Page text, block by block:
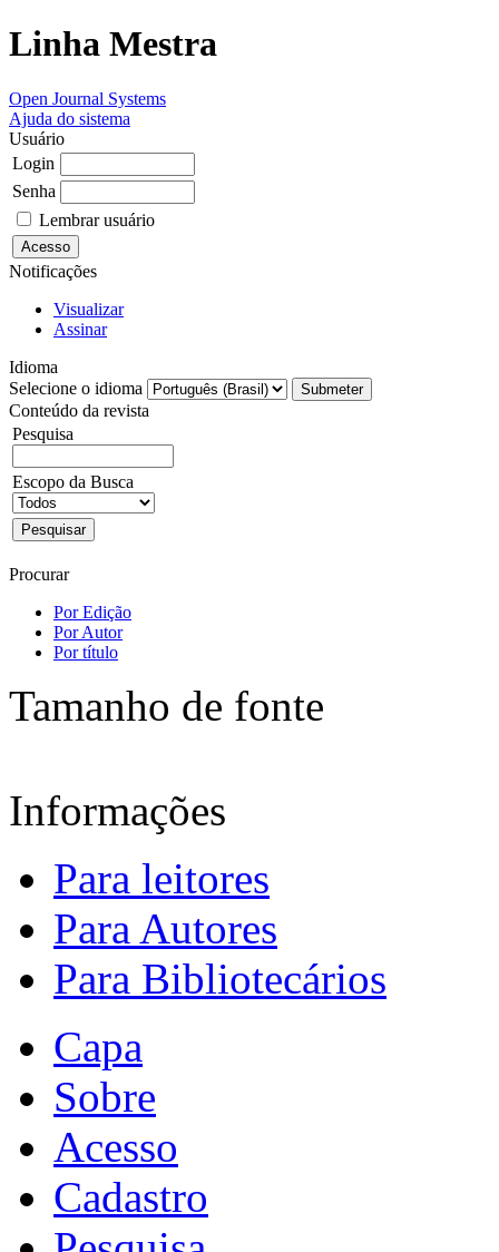
Linha Mestra
Open Journal Systems
Ajuda do sistema
Usuário
Login
Senha
Lembrar usuário
Notificações
Visualizar
Assinar
Idioma
Selecione o idioma
Conteúdo da revista
Pesquisa
Escopo da Busca
Procurar
Por Edição
Por Autor
Por título
Tamanho de fonte
Informações
Para leitores
Para Autores
Para Bibliotecários
Capa
Sobre
Acesso
Cadastro